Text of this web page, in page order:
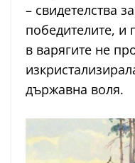
– свидетелства
победителите, и
в варягите не
държавна воля.